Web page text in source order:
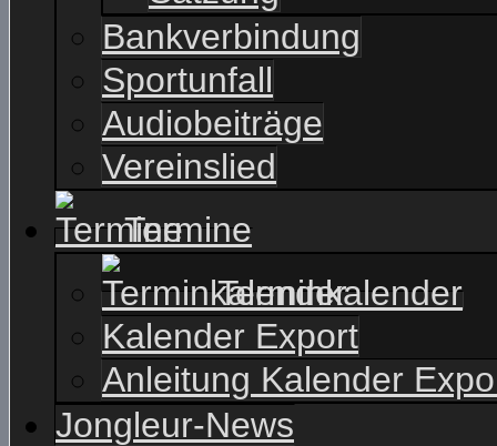
Bankverbindung
Sportunfall
Audiobeiträge
Vereinslied
Termine
Terminkalender
Kalender Export
Anleitung Kalender
Jongleur-News